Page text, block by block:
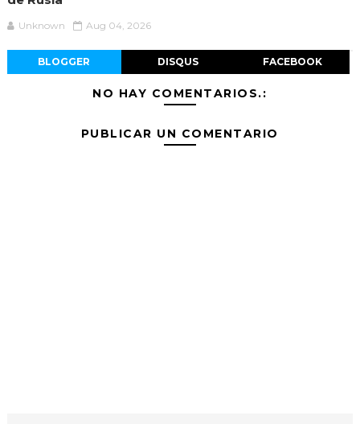
Unknown Aug 04, 2026
BLOGGER DISQUS FACEBOOK
NO HAY COMENTARIOS.:
PUBLICAR UN COMENTARIO